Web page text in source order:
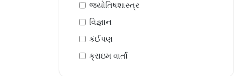
જ્યોતિષશાસ્ત્ર
વિજ્ઞાન
કંઈપણ
ક્રાઇમ વાર્તા